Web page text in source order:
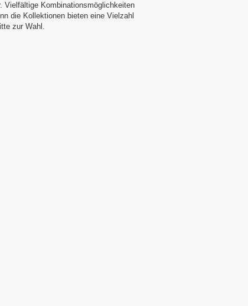
Vielfältige Kombinationsmöglichkeiten
die Kollektionen bieten eine Vielzahl
zur Wahl.